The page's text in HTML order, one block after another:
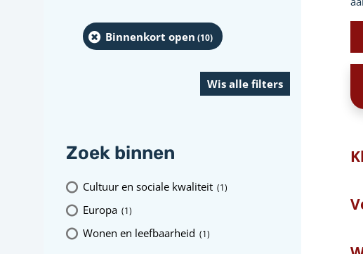
Binnenkort open (10)
Zoek binnen
Cultuur en sociale kwaliteit (1)
Europa (1)
Wonen en leefbaarheid (1)